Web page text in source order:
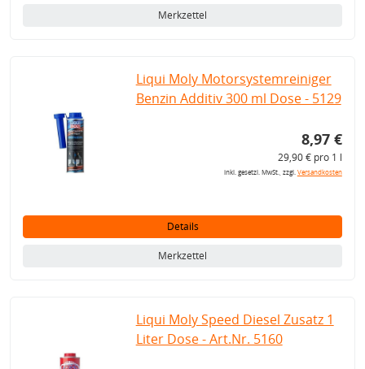
Merkzettel
Liqui Moly Motorsystemreiniger
Benzin Additiv 300 ml Dose - 5129
8,97 €
29,90 € pro 1 l
inkl. gesetzl. MwSt., zzgl.Versandkosten
Details
Merkzettel
Liqui Moly Speed Diesel Zusatz 1
Liter Dose - Art.Nr. 5160